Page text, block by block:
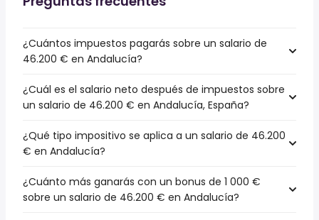
¿Cuántos impuestos pagarás sobre un salario de
46.200 € en Andalucía?
¿Cuál es el salario neto después de impuestos sobre
un salario de 46.200 € en Andalucía, España?
¿Qué tipo impositivo se aplica a un salario de 46.200
€ en Andalucía?
¿Cuánto más ganarás con un bonus de 1 000 €
sobre un salario de 46.200 € en Andalucía?